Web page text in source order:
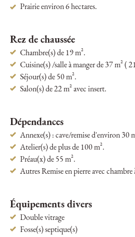
Prairie environ 6 hectares.
Rez de chaussée
Chambre(s) de 19 m².
Cuisine(s) /salle à manger de 37 m² (
Séjour(s) de 50 m².
Salon(s) de 22 m² avec insert.
Dépendances
Annexe(s) : cave/remise d'environ 30
Atelier(s) de plus de 100 m².
Préau(x) de 55 m².
Autres Remise en pierre avec chambre
Équipements divers
Double vitrage
Fosse(s) septique(s)